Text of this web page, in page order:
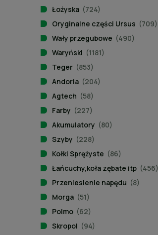
Łożyska (724)
Oryginalne części Ursus (709)
Wały przegubowe (490)
Waryński (1181)
Teger (853)
Andoria (204)
Agtech (58)
Farby (227)
Akumulatory (80)
Szyby (228)
Kołki Sprężyste (86)
Łańcuchy,koła zębate itp (456)
Przeniesienie napędu (8)
Morga (51)
Polmo (62)
Skropol (94)